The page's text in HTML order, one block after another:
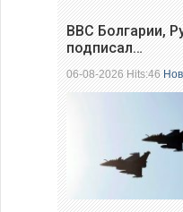
ВВС Болгарии,
подписал…
06-08-2026 Hits:46